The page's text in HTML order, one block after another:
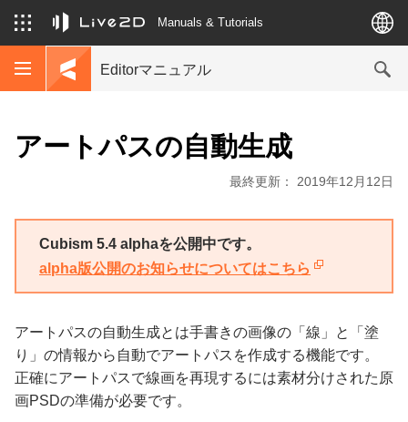
Manuals & Tutorials
Editorマニュアル
アートパスの自動生成
最終更新： 2019年12月12日
Cubism 5.4 alphaを公開中です。
alpha版公開のお知らせについてはこちら
アートパスの自動生成とは手書きの画像の「線」と「塗
り」の情報から自動でアートパスを作成する機能です。
正確にアートパスで線画を再現するには素材分けされた原
画PSDの準備が必要です。